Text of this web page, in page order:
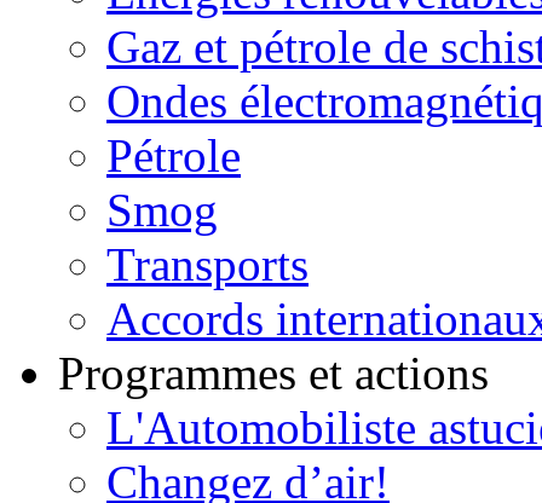
Gaz et pétrole de
Ondes
Pétrole
Smog
Transports
Accords
Programmes et actions
L'Automobiliste
Changez d’air!